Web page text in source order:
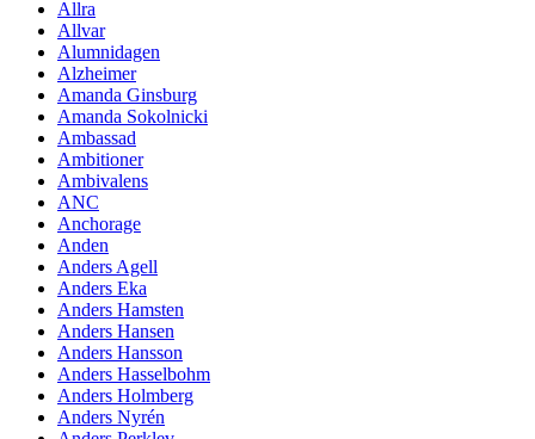
Allra
Allvar
Alumnidagen
Alzheimer
Amanda Ginsburg
Amanda Sokolnicki
Ambassad
Ambitioner
Ambivalens
ANC
Anchorage
Anden
Anders Agell
Anders Eka
Anders Hamsten
Anders Hansen
Anders Hansson
Anders Hasselbohm
Anders Holmberg
Anders Nyrén